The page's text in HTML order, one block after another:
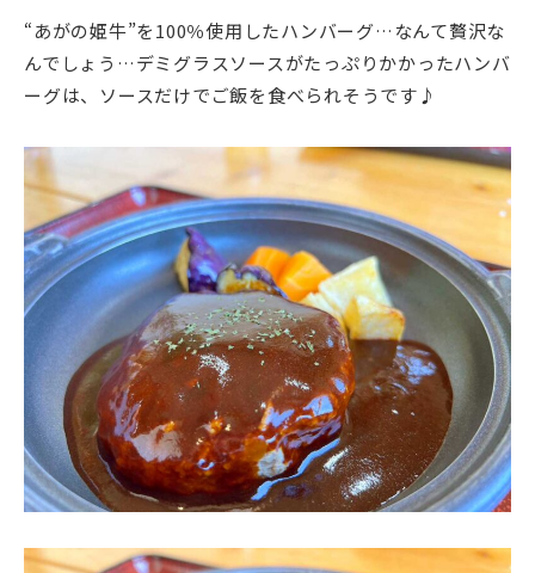
“あがの姫牛”を100％使用したハンバーグ…なんて贅沢な
んでしょう…デミグラスソースがたっぷりかかったハンバ
ーグは、ソースだけでご飯を食べられそうです♪